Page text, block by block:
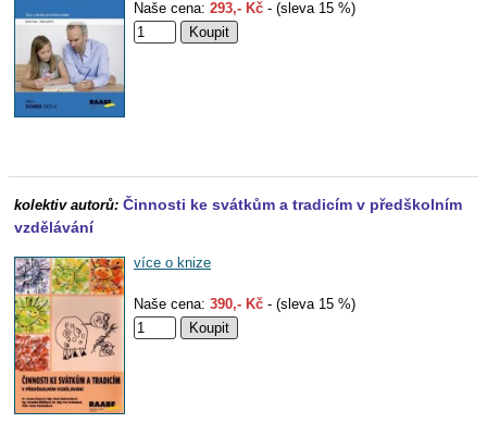
Naše cena: 293,- Kč - (sleva 15 %)
kolektiv autorů: Činnosti ke svátkům a tradicím v předškolním
vzdělávání
více o knize
Naše cena: 390,- Kč - (sleva 15 %)